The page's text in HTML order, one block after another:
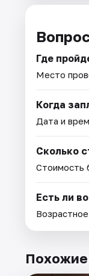
Где
Место
Когда
Дата и
Сколько
Стоимость
Есть ли
Похожие